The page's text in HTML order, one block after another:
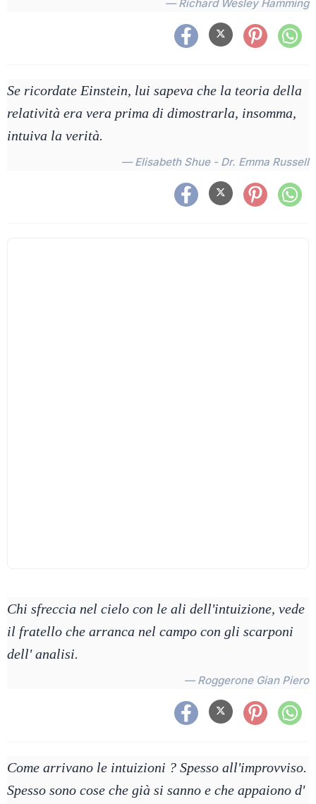
— Richard Wesley Hamming
Se ricordate Einstein, lui sapeva che la teoria della
relatività era vera prima di dimostrarla, insomma,
intuiva la verità.
— Elisabeth Shue - Dr. Emma Russell
Chi sfreccia nel cielo con le ali dell'intuizione, vede
il fratello che arranca nel campo con gli scarponi
dell' analisi.
— Roggerone Gian Piero
Come arrivano le intuizioni ? Spesso all'improvviso.
Spesso sono cose che già si sanno e che appaiono d'